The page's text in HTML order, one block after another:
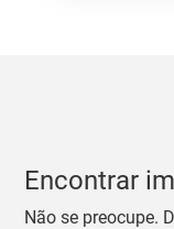
Encontrar
Não se preocupe.